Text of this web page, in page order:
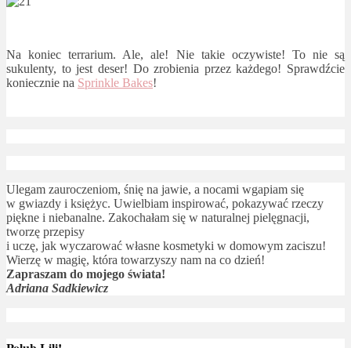
Na koniec terrarium. Ale, ale! Nie takie oczywiste! To nie są
sukulenty, to jest deser! Do zrobienia przez każdego! Sprawdźcie
koniecznie na Sprinkle Bakes!
Ulegam zauroczeniom, śnię na jawie, a nocami wgapiam się
w gwiazdy i księżyc. Uwielbiam inspirować, pokazywać rzeczy
piękne i niebanalne. Zakochałam się w naturalnej pielęgnacji,
tworzę przepisy
i uczę, jak wyczarować własne kosmetyki w domowym zaciszu!
Wierzę w magię, która towarzyszy nam na co dzień!
Zapraszam do mojego świata!
Adriana Sadkiewicz